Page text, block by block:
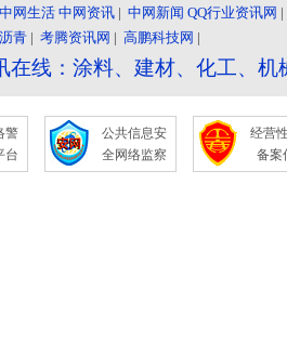
中网生活 中网资讯 | 中网新闻 QQ行业资讯网
青 | 考腾资讯网 | 高鹏科技网 |
在线：涂料、建材、化工、
警
台
公共信息安
全网络监察
经营
备案